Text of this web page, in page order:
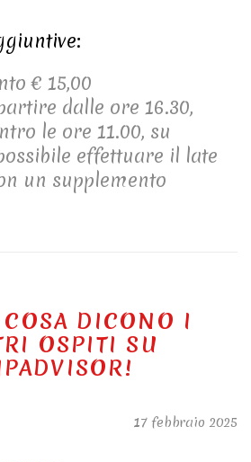
€ 15,00
dalle ore 16.30,
le ore 11.00, su
effettuare il late
un supplemento
DICONO I
OSPITI SU
17 febbraio 2025